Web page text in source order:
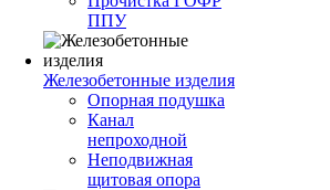
ППУ
Железобетонные изделия
Опорная подушка
Канал
непроходной
Неподвижная
щитовая опора